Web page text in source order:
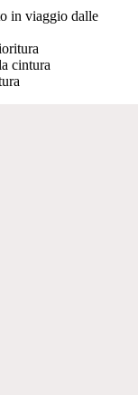
in viaggio dalle
cintura